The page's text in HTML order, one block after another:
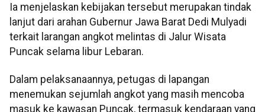
Ia menjelaskan kebijakan tersebut merupakan tindak
lanjut dari arahan Gubernur Jawa Barat Dedi Mulyadi
terkait larangan angkot melintas di Jalur Wisata
Puncak selama libur Lebaran.
Dalam pelaksanaannya, petugas di lapangan
menemukan sejumlah angkot yang masih mencoba
masuk ke kawasan Puncak, termasuk kendaraan yang